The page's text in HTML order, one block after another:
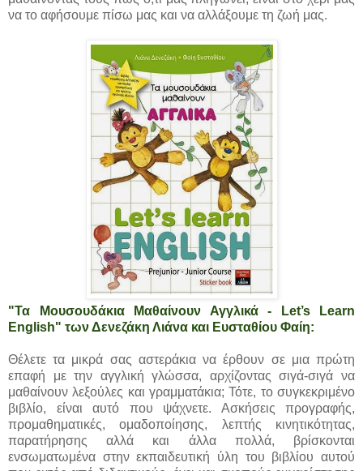
να το αφήσουμε πίσω μας και να αλλάξουμε τη ζωή μας.
"Τα Μουσουδάκια Μαθαίνουν Αγγλικά - Let’s Learn
English" των Δενεζάκη Λιάνα και Ευσταθίου Φαίη:
Θέλετε τα μικρά σας αστεράκια να έρθουν σε μια πρώτη
επαφή με την αγγλική γλώσσα, αρχίζοντας σιγά-σιγά να
μαθαίνουν λεξούλες και γραμματάκια; Τότε, το συγκεκριμένο
βιβλίο, είναι αυτό που ψάχνετε. Ασκήσεις προγραφής,
προμαθηματικές, ομαδοποίησης, λεπτής κινητικότητας,
παρατήρησης αλλά και άλλα πολλά, βρίσκονται
ενσωματωμένα στην εκπαιδευτική ύλη του βιβλίου αυτού